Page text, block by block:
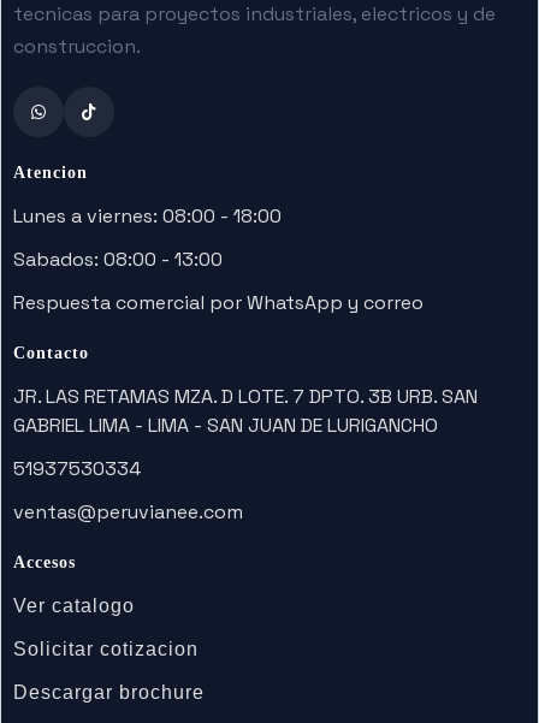
tecnicas para proyectos industriales, electricos y de
construccion.
Atencion
Lunes a viernes: 08:00 - 18:00
Sabados: 08:00 - 13:00
Respuesta comercial por WhatsApp y correo
Contacto
JR. LAS RETAMAS MZA. D LOTE. 7 DPTO. 3B URB. SAN
GABRIEL LIMA - LIMA - SAN JUAN DE LURIGANCHO
51937530334
ventas@peruvianee.com
Accesos
Ver catalogo
Solicitar cotizacion
Descargar brochure